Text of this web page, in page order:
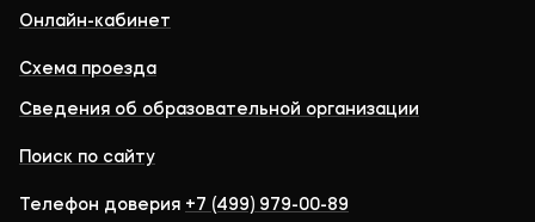
Онлайн-кабинет
Схема проезда
Сведения об образовательной организации
Поиск по сайту
Телефон доверия +7 (499) 979-00-89